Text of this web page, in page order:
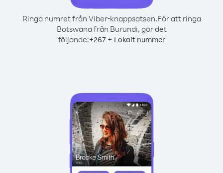
Ringa numret från Viber-knappsatsen.För att ringa
Botswana från Burundi, gör det
följande:+267+ Lokalt nummer